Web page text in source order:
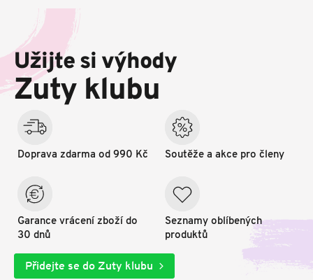
a
í
Užijte si výhody
Zuty klubu
Doprava zdarma od 990 Kč
Garance vrácení zboží do
30 dnů
Soutěže a akce pro členy
Seznamy oblíbených
produktů
Přidejte se do Zuty klubu